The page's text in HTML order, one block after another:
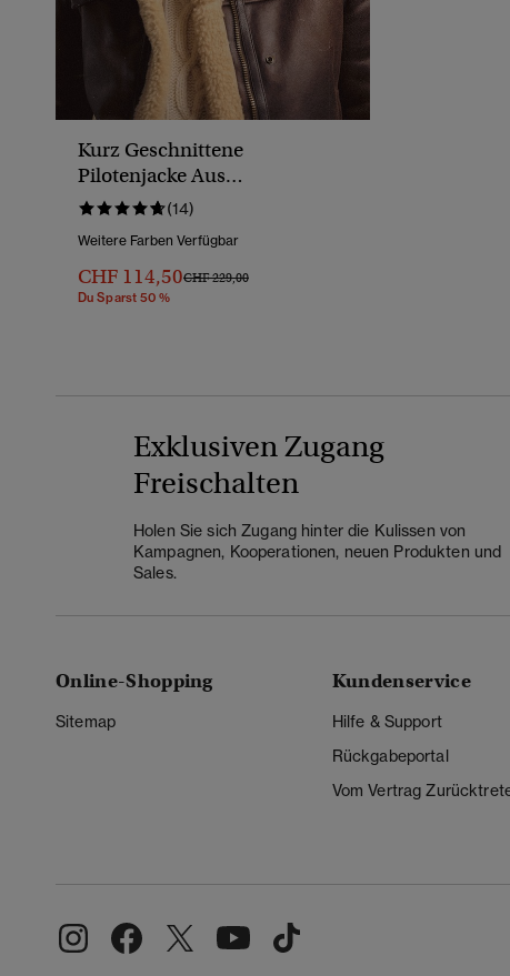
Kurz Geschnittene
Pilotenjacke Aus
Lammfellimitat
(14)
Weitere Farben Verfügbar
CHF 114,50Preis Wurde Reduziert Von
CHF 229,00Bis
Du Sparst 50 %
Exklusiven Zugang
Freischalten
Holen Sie sich Zugang hinter die Kulissen von
Kampagnen, Kooperationen, neuen Produkten und
Sales.
Online-Shopping
Sitemap
Kundenservice
Hilfe & Support
Rückgabeportal
Vom Vertrag